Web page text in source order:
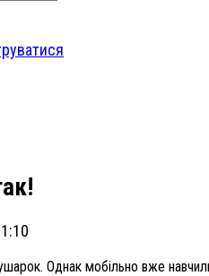
Однак мобільно вже